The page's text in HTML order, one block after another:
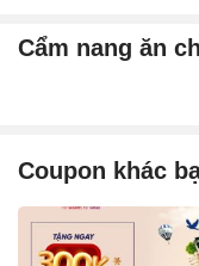
Cẩm nang ăn
Coupon khác